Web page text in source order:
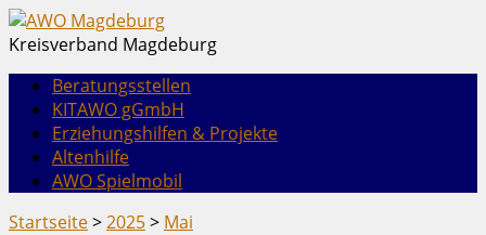
Kreisverband Magdeburg
Beratungsstellen
KITAWO gGmbH
Erziehungshilfen & Projekte
Altenhilfe
AWO Spielmobil
Startseite>2025> Mai